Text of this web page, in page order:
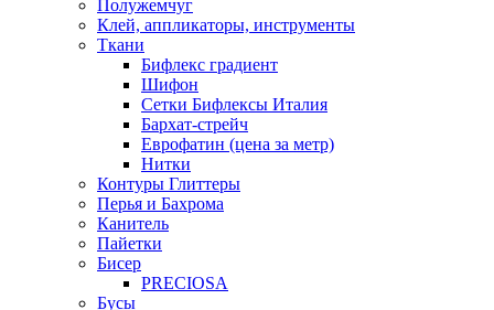
Полужемчуг
Клей, аппликаторы, инструменты
Ткани
Бифлекс градиент
Шифон
Сетки Бифлексы Италия
Бархат-стрейч
Еврофатин (цена за метр)
Нитки
Контуры Глиттеры
Перья и Бахрома
Канитель
Пайетки
Бисер
PRECIOSA
Бусы